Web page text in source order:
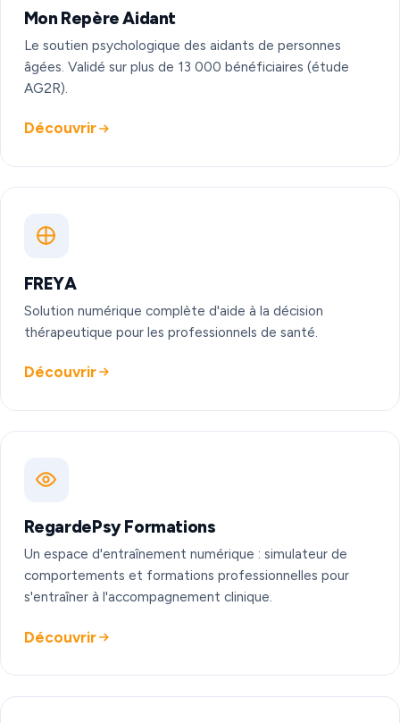
Mon Repère Aidant
Le soutien psychologique des aidants de personnes
âgées. Validé sur plus de 13 000 bénéficiaires (étude
AG2R).
Découvrir
FREYA
Solution numérique complète d'aide à la décision
thérapeutique pour les professionnels de santé.
Découvrir
RegardePsy Formations
Un espace d'entraînement numérique : simulateur de
comportements et formations professionnelles pour
s'entraîner à l'accompagnement clinique.
Découvrir